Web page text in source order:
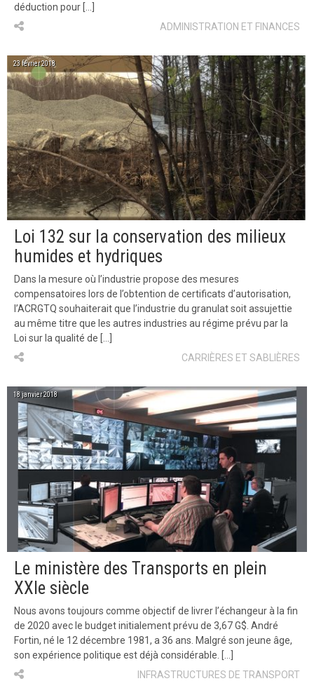
déduction pour […]
ADMINISTRATION ET FINANCES
23 février 2018
Loi 132 sur la conservation des milieux
humides et hydriques
Dans la mesure où l’industrie propose des mesures
compensatoires lors de l’obtention de certificats d’autorisation,
l’ACRGTQ souhaiterait que l’industrie du granulat soit assujettie
au même titre que les autres industries au régime prévu par la
Loi sur la qualité de […]
CARRIÈRES ET SABLIÈRES
18 janvier 2018
Le ministère des Transports en plein
XXIe siècle
Nous avons toujours comme objectif de livrer l’échangeur à la fin
de 2020 avec le budget initialement prévu de 3,67 G$. André
Fortin, né le 12 décembre 1981, a 36 ans. Malgré son jeune âge,
son expérience politique est déjà considérable. […]
INFRASTRUCTURES DE TRANSPORT